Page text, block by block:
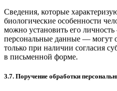
Сведения, которые
биологические особенности
можно установить его
персональные данные — могут
только при наличии согласия
в письменной форме.
3.7. Поручение обработки